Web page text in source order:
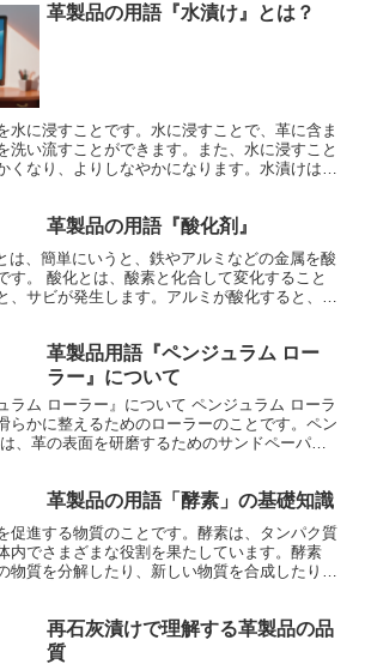
ンレスなどの金属に塗膜を形成することができ
膜が剥がれにくく、サビにも強いです。また、
に優れているため、傷がつきにくいという特徴
ないため、塗膜を形成するまでに時間がかかり
が高価であるため、初期投資がかかります。
しく、塗膜の耐久性が高い塗装方法です。しか
が長く、初期投資もかかるというデメリットが
革製品の用語『水漬け』とは？
水に浸すことです。水に浸すことで、革に含ま
洗い流すことができます。また、水に浸すこと
くなり、よりしなやかになります。水漬けは、
製品全体を均一に水に浸すことができるので、
、革が水分を吸い過ぎて傷んでしまうことがあ
製品を丸ごと水に浸す時間は、数分程度にする
製品の表面だけを水に濡らすことで、革が水分
まうことを防ぐことができます。
革製品の用語『酸化剤』
す。 酸化とは、酸素と化合して変化すること
、サビが発生します。アルミが酸化すると、表
ナー、殺菌剤、防腐剤などです。 これらの製
利用して、汚れを落としたり、菌を殺したり、
食させるだけでな
クなどの非金属をも劣化させることがありま
酸化剤によって硬化してひび割れが起きやすく
、酸化剤によって変色したり、もろくなったり
と、炎症を起こしたり、やけどをしたりするこ
酸化剤を吸い込むと、呼吸器系に障害を起こし
めたりすることがあります。 酸化剤を使
袋やマスクを着用して、換気を十分に行う必要
化剤を皮膚に付着させないように注意し、吸い
とが大切です。
革製品用語『ペンジュラム ロー
ラー』について
ラー』について ペンジュラム ローラ
らかに整えるためのローラーのことです。ペン
、革の表面を研磨するためのサンドペーパー
で自動的に操作されるものがあります。手動で
械で自動的に操作されるペンジュラム ローラ
の表面を研磨するために使用されます。ペンジ
の表面を滑らかに整えることで、革の質感を
革製品の用語「酵素」の基礎知識
促進する物質のことです。酵素は、タンパク質
内でさまざまな役割を果たしています。酵素
物質を分解したり、新しい物質を合成したりす
た酵素は、工業製品の製造や、環境浄化などに
再石灰漬けで理解する革製品の品
質